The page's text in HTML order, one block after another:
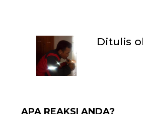
Ditulis
APA REAKSI ANDA?